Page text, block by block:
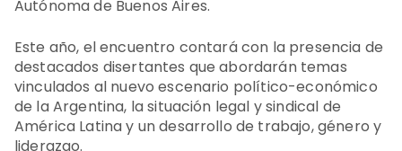
Autónoma de Buenos Aires.
Este año, el encuentro contará con la presencia de
destacados disertantes que abordarán temas
vinculados al nuevo escenario político-económico
de la Argentina, la situación legal y sindical de
América Latina y un desarrollo de trabajo, género y
liderazgo.